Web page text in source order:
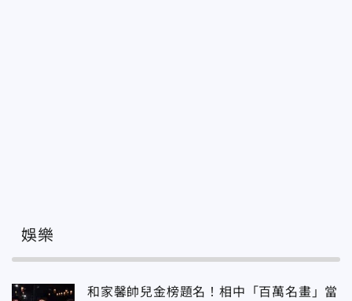
娛樂
和家馨帥兒金榜題名！相中「百萬名畫」當